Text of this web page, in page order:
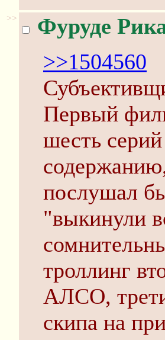
>> Фуруде
>>1504560
Первый
шесть
послушал
"выкинули
троллинг
АЛСО,
скипа на